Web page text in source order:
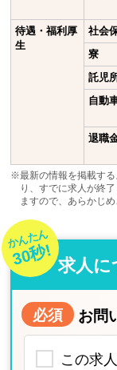
待遇・福利厚
生
社会
寮
託児
自動
退職
※最新の情報を掲載する
り、すでに求人が終
ますので、あらかじめ
かんたん
30秒! 求人に
必須 お問
この求